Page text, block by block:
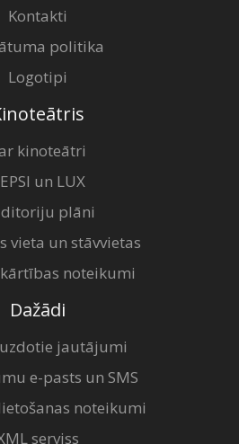
Kontakti
politika
Logotipi
kinoteātri
un LUX
plāni
vieta un stāvvietas
noteikumi
Dažādi
jautājumi
e-pasts un SMS
noteikumi
serviss